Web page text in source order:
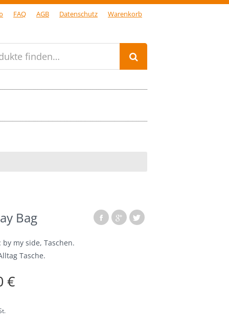
FAQ AGB Datenschutz Warenkorb
finden…
Bag
by my side,Taschen.
Tasche.
€